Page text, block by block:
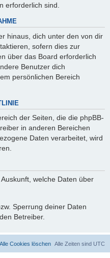
erforderlich sind.
hinaus, dich unter den von dir
sofern dies zur
über das Board erforderlich
Benutzer dich
persönlichen Bereich
der Seiten, die die phpBB-
in anderen Bereichen
Daten verarbeitet, wird
welche Daten über
Sperrung deiner Daten
Betreiber.
Alle Zeiten sind UTC
Alle Cookies löschen